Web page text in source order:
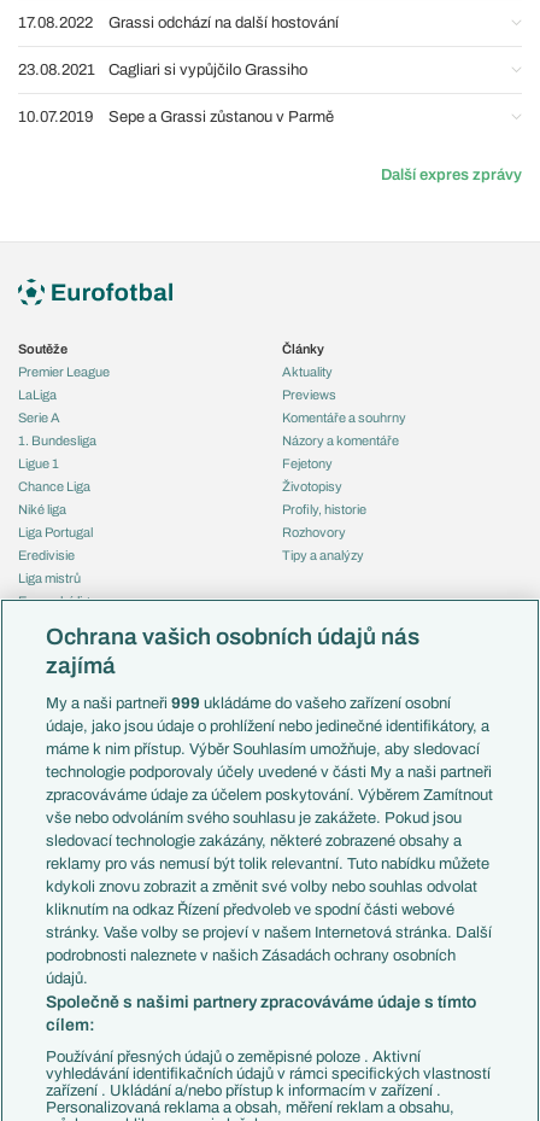
17.08.2022 Grassi odchází na další hostování
23.08.2021 Cagliari si vypůjčilo Grassiho
10.07.2019 Sepe a Grassi zůstanou v Parmě
Další expres zprávy
Soutěže
Premier League
LaLiga
Serie A
1. Bundesliga
Ligue 1
Chance Liga
Niké liga
Liga Portugal
Eredivisie
Liga mistrů
Evropská liga
Mistrovství světa
Liga národů
Témata
Představení týmů MS
EuroSkauting
PL v kostce
Evropské koeficienty
Přestupy
Přestupové spekulace
Zranění
Kluby
Arsenal FC
Chelsea FC
Manchester United
AC Milán
Juventus FC
Bayern Mnichov
FC Barcelona
Real Madrid
Články
Aktuality
Previews
Komentáře a souhrny
Názory a komentáře
Fejetony
Životopisy
Profily, historie
Rozhovory
Tipy a analýzy
Česko
Francie
Itálie
Německo
Španělsko
Argentina
Brazílie
Přestupy
Zápasy
Livescore
Tipovací soutěž
Ochrana vašich osobních údajů nás
zajímá
My a naši partneři999 ukládáme do vašeho zařízení osobní
údaje, jako jsou údaje o prohlížení nebo jedinečné identifikátory, a
máme k nim přístup. Výběr Souhlasím umožňuje, aby sledovací
technologie podporovaly účely uvedené v části My a naši partneři
zpracováváme údaje za účelem poskytování. Výběrem Zamítnout
vše nebo odvoláním svého souhlasu je zakážete. Pokud jsou
sledovací technologie zakázány, některé zobrazené obsahy a
reklamy pro vás nemusí být tolik relevantní. Tuto nabídku můžete
kdykoli znovu zobrazit a změnit své volby nebo souhlas odvolat
kliknutím na odkaz Řízení předvoleb ve spodní části webové
stránky. Vaše volby se projeví v našem Internetová stránka. Další
podrobnosti naleznete v našich Zásadách ochrany osobních
údajů.
Společně s našimi partnery zpracováváme údaje s tímto
cílem:
Používání přesných údajů o zeměpisné poloze . Aktivní
vyhledávání identifikačních údajů v rámci specifických vlastností
zařízení . Ukládání a/nebo přístup k informacím v zařízení .
Personalizovaná reklama a obsah, měření reklam a obsahu,